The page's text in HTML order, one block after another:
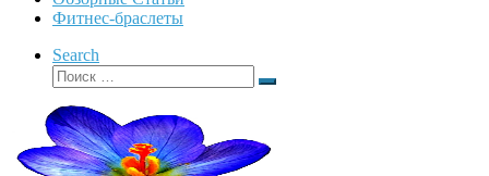
Фитнес-браслеты
Search
Поиск
Поиск